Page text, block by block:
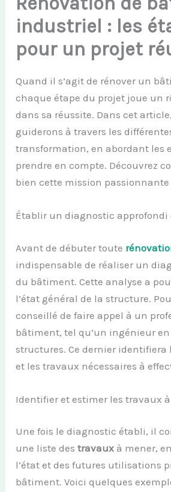
industriel : les
pour un projet
Quand il s’agit de rénover un
chaque étape du projet joue un
dans sa réussite. Dans cet
guiderons à travers les
transformation, en abordant les
prendre en compte. Découvrez
bien cette mission passionnante
Établir un diagnostic
Avant de débuter toute
indispensable de réaliser un
du bâtiment. Cette analyse a
l’état général de la structure.
conseillé de faire appel à un
bâtiment, tel qu’un ingénieur
structures. Ce dernier identifiera
et les travaux nécessaires à
Identifier et estimer les travaux
Une fois le diagnostic établi, il
une liste destravaux à mener,
l’état et des futures utilisations
bâtiment. Voici quelques